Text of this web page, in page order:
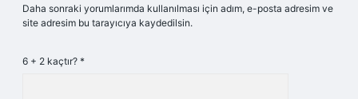
Daha sonraki yorumlarımda kullanılması için adım, e-posta adresim ve
site adresim bu tarayıcıya kaydedilsin.
6 + 2 kaçtır? *